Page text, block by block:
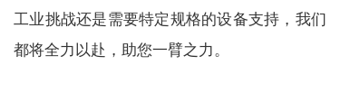
工业挑战还是需要特定规格的设备支持，我们
都将全力以赴，助您一臂之力。